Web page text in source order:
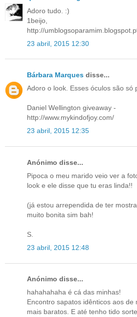
Adoro tudo. :)
1beijo,
http://
23 abril, 2015 12:30
Bárbara Marques disse...
Adoro o look. Esses óculos são só
Daniel Wellington giveaway -
http://www.mykindofjoy.com/
23 abril, 2015 12:35
Anónimo disse...
Pipoca o meu marido veio ver a
look e ele disse que tu eras linda!!
(já estou arrependida de ter
muito bonita sim bah!
S.
23 abril, 2015 12:48
Anónimo disse...
hahahahaha é cá das minhas!
Encontro sapatos idênticos aos de
mais baratos. E até tenho tido